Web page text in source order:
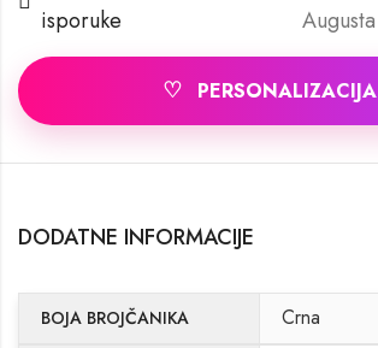
isporuke
Augusta
♡ PERSONALIZACIJA
DODATNE INFORMACIJE
BOJA BROJČANIKA Crna